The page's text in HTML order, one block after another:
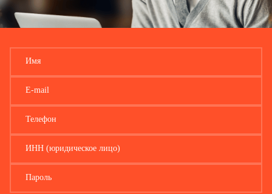
Имя
E-mail
Телефон
ИНН (юридическое лицо)
Пароль